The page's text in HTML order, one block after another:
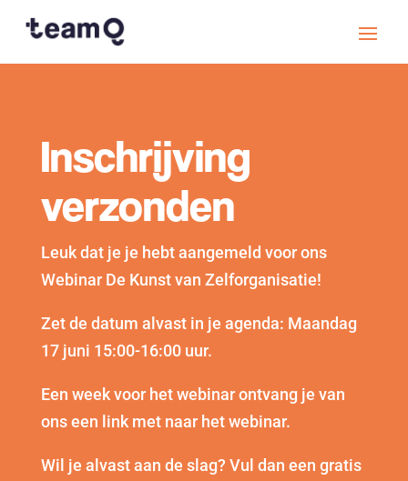
Inschrijving
verzonden
Leuk dat je je hebt aangemeld voor ons
Webinar De Kunst van Zelforganisatie!
Zet de datum alvast in je agenda: Maandag
17 juni 15:00-16:00 uur.
Een week voor het webinar ontvang je van
ons een link met naar het webinar.
Wil je alvast aan de slag? Vul dan een gratis